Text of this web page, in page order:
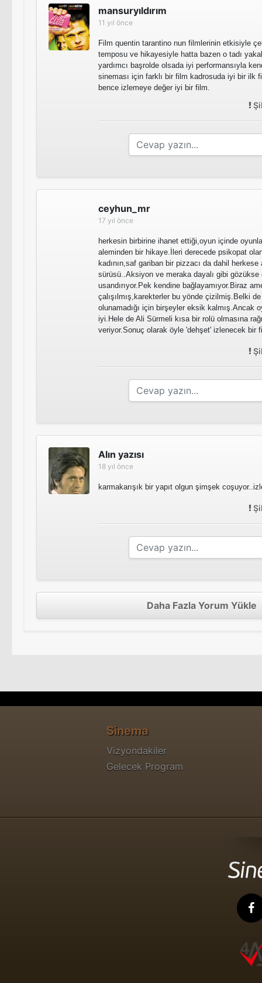
mansuryıldırım
11 yıl önce
Film quentin tarantino nun filmlerinin etkisiyle
temposu ve hikayesiyle hatta bazen o tadı
yardımcı başrolde olsada iyi performansıyla
sineması için farklı bir film kadrosuda iyi bir ilk
bence izlemeye değer iyi bir film.
ceyhun_mr
17 yıl önce
herkesin birbirine ihanet ettiği,oyun içinde
aleminden bir hikaye.İleri derecede psikopat
kadının,saf gariban bir pizzacı da dahil herkese
sürüsü..Aksiyon ve meraka dayalı gibi gözükse
usandırıyor.Pek kendine bağlayamıyor.Biraz
çalışılmış,karekterler bu yönde çizilmiş.Belki
olunamadığı için birşeyler eksik kalmış.Ancak
iyi.Hele de Ali Sürmeli kısa bir rolü olmasına
veriyor.Sonuç olarak öyle 'dehşet' izlenecek bir
Alın yazısı
18 yıl önce
karmakarışık bir yapıt olgun şimşek
Daha Fazla Yorum Yükle
Sinema
Vizyondakiler
Gelecek Program